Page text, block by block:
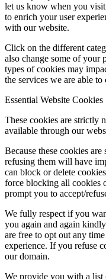
let us know when you
to enrich your user
with our website.
Click on the different
also change some of your
types of cookies may
the services we are able to
Essential Website Cookies
These cookies are strictly
available through our
Because these cookies
refusing them will have
can block or delete
force blocking all cookies
prompt you to accept/
We fully respect if you
you again and again
are free to opt out any
experience. If you refuse
our domain.
We provide you with a list